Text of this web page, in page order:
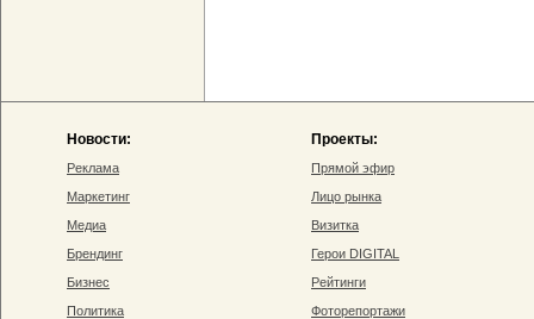
Новости:
Реклама
Маркетинг
Медиа
Брендинг
Бизнес
Политика
Проекты:
Прямой эфир
Лицо рынка
Визитка
Герои DIGITAL
Рейтинги
Фоторепортажи